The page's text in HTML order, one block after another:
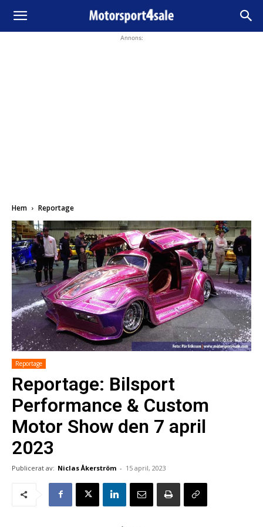
Annons:
Hem Reportage
Reportage
Reportage: Bilsport
Performance & Custom
Motor Show den 7 april
2023
Publicerat av: Niclas Åkerström - 15 april, 2023